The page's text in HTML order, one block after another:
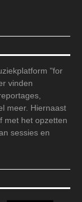
"for
vinden
meer. Hiernaast
met het opzetten
sessies en